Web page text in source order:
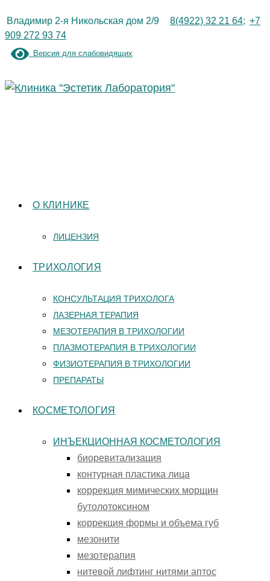
к
содержимому
Владимир 2-я Никольская дом 2/9 8(4922) 32 21 64; +7
909 272 93 74
Версия для слабовидящих
О КЛИНИКЕ
ЛИЦЕНЗИЯ
ТРИХОЛОГИЯ
КОНСУЛЬТАЦИЯ ТРИХОЛОГА
ЛАЗЕРНАЯ ТЕРАПИЯ
МЕЗОТЕРАПИЯ В ТРИХОЛОГИИ
ПЛАЗМОТЕРАПИЯ В ТРИХОЛОГИИ
ФИЗИОТЕРАПИЯ В ТРИХОЛОГИИ
ПРЕПАРАТЫ
КОСМЕТОЛОГИЯ
ИНЪЕКЦИОННАЯ КОСМЕТОЛОГИЯ
биоревитализация
контурная пластика лица
коррекция мимических морщин
бутолотоксином
коррекция формы и объема губ
мезонити
мезотерапия
нитевой лифтинг нитями аптос